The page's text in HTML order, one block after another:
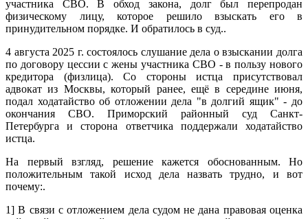
участника СВО. В обход закона, долг был перепродан
физическому лицу, которое решило взыскать его в
принудительном порядке. И обратилось в суд..
4 августа 2025 г. состоялось слушание дела о взыскании долга
по договору цессии с жены участника СВО - в пользу нового
кредитора (физлица). Со стороны истца присутствовал
адвокат из Москвы, который ранее, ещё в середине июня,
подал ходатайство об отложении дела "в долгий ящик" - до
окончания СВО. Приморский районный суд Санкт-
Петербурга и сторона ответчика поддержали ходатайство
истца.
На первый взгляд, решение кажется обоснованным. Но
положительным такой исход дела назвать трудно, и вот
почему:.
1] В связи с отложением дела судом не дана правовая оценка